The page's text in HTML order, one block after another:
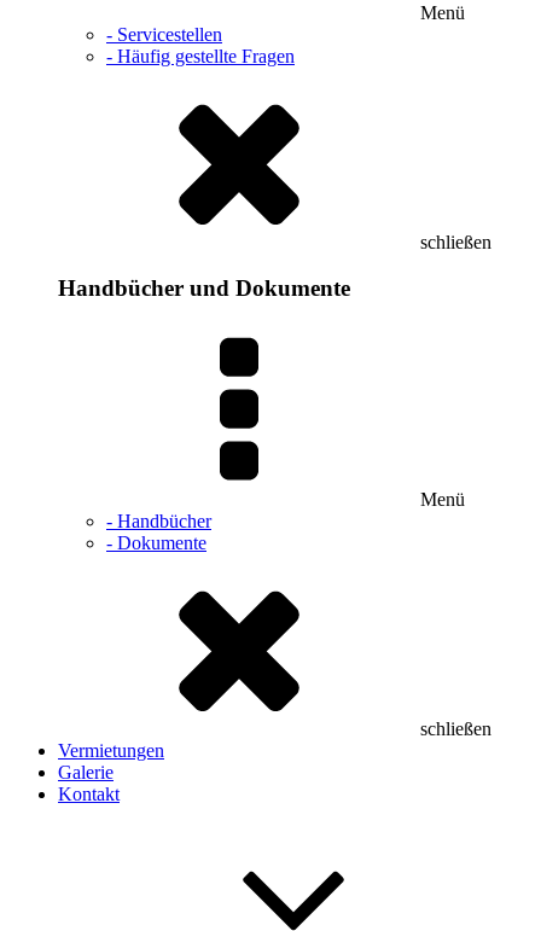
Menü
- Servicestellen
- Häufig gestellte Fragen
schließen
Handbücher und Dokumente
Menü
- Handbücher
- Dokumente
schließen
Vermietungen
Galerie
Kontakt